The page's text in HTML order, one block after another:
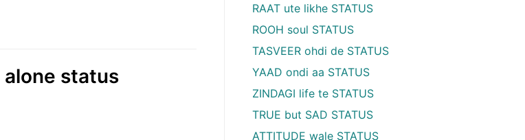
status
RAAT ute likhe STATUS
ROOH soul STATUS
TASVEER ohdi de STATUS
YAAD ondi aa STATUS
ZINDAGI life te STATUS
TRUE but SAD STATUS
ATTITUDE wale STATUS